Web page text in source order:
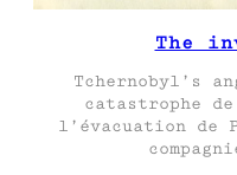
The
Tchernobyl’s
catastrophe
l’évacuation de